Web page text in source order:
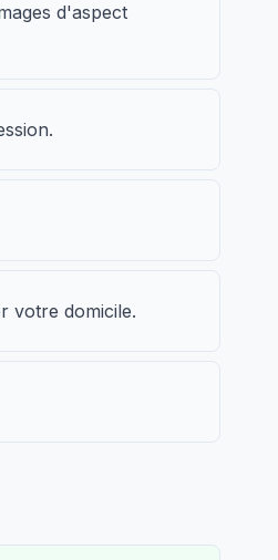
d'aspect
votre domicile.